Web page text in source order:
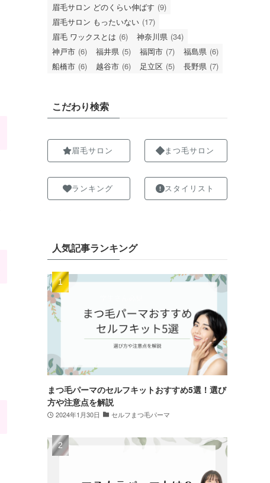
眉毛サロン どのくらい伸ばす (9)
眉毛サロン もったいない (17)
眉毛 ワックスとは (6) 神奈川県 (34)
神戸市 (6) 福井県 (5) 福岡市 (7) 福島県 (6)
船橋市 (6) 越谷市 (6) 足立区 (5) 長野県 (7)
こだわり検索
眉毛サロン
ランキング
まつ毛サロン
スタイリスト
人気記事ランキング
まつ毛パーマのセルフキットおすすめ5選！選び
方や注意点を解説
2024年1月30日 セルフまつ毛パーマ